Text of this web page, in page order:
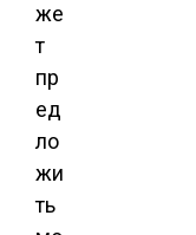
же
т
пр
ед
ло
жи
ть